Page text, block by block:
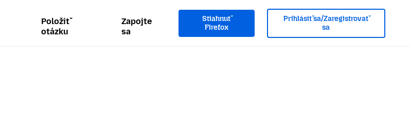
Položiť
otázku
Zapojte
sa
Stiahnuť
Firefox
Prihlásiť sa/Zaregistrovať
sa